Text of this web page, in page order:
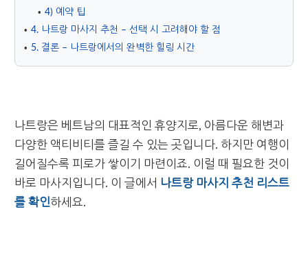
4) 예약 팁
4. 나트랑 마사지 추천 – 선택 시 고려해야 할 점
5. 결론 – 나트랑에서의 완벽한 힐링 시간
나트랑은 베트남의 대표적인 휴양지로, 아름다운 해변과
다양한 액티비티를 즐길 수 있는 곳입니다. 하지만 여행이
길어질수록 피로가 쌓이기 마련이죠. 이럴 때 필요한 것이
바로 마사지입니다. 이 글에서 나트랑 마사지 추천 리스트
를 확인하세요.